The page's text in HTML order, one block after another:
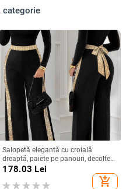
categorie
Salopetă elegantă cu croială
dreaptă, paiete pe panouri, decolteu
pătrat, talie reglabilă
178.03 Lei
add_shopping_cart